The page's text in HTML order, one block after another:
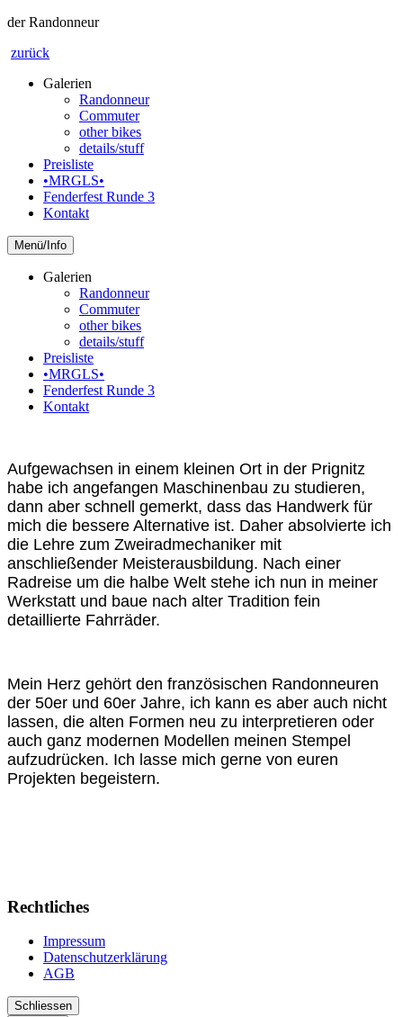
der Randonneur
zurück
Galerien
Randonneur
Commuter
other bikes
details/stuff
Preisliste
•MRGLS•
Fenderfest Runde 3
Kontakt
Info
Galerien
Randonneur
Commuter
other bikes
details/stuff
Preisliste
•MRGLS•
Fenderfest Runde 3
Kontakt
Aufgewachsen in einem kleinen Ort in der Prignitz
habe ich angefangen Maschinenbau zu studieren,
dann aber schnell gemerkt, dass das Handwerk für
mich die bessere Alternative ist. Daher absolvierte ich
die Lehre zum Zweiradmechaniker mit
anschließender Meisterausbildung. Nach einer
Radreise um die halbe Welt stehe ich nun in meiner
Werkstatt und baue nach alter Tradition fein
detaillierte Fahrräder.
Mein Herz gehört den französischen Randonneuren
der 50er und 60er Jahre, ich kann es aber auch nicht
lassen, die alten Formen neu zu interpretieren oder
auch ganz modernen Modellen meinen Stempel
aufzudrücken. Ich lasse mich gerne von euren
Projekten begeistern.
Rechtliches
Impressum
Datenschutzerklärung
AGB
Schliessen